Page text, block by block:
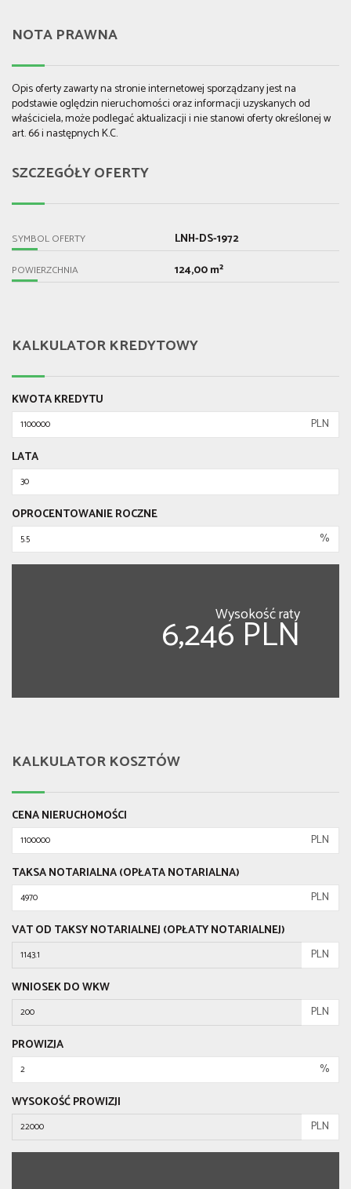
NOTA PRAWNA
Opis oferty zawarty na stronie internetowej sporządzany jest na
podstawie oględzin nieruchomości oraz informacji uzyskanych od
właściciela, może podlegać aktualizacji i nie stanowi oferty określonej w
art. 66 i następnych K.C.
SZCZEGÓŁY OFERTY
SYMBOL OFERTY LNH-DS-1972
POWIERZCHNIA 124,00 m²
KALKULATOR KREDYTOWY
KWOTA KREDYTU
PLN
LATA
OPROCENTOWANIE ROCZNE
%
Wysokość raty
6,246 PLN
KALKULATOR KOSZTÓW
CENA NIERUCHOMOŚCI
PLN
TAKSA NOTARIALNA (OPŁATA NOTARIALNA)
PLN
VAT OD TAKSY NOTARIALNEJ (OPŁATY NOTARIALNEJ)
PLN
WNIOSEK DO WKW
PLN
PROWIZJA
%
WYSOKOŚĆ PROWIZJI
PLN